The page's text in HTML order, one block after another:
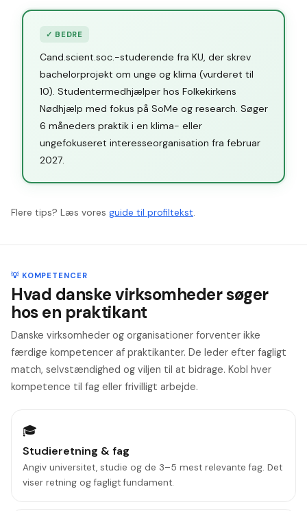
✓ BEDRE
Cand.scient.soc.-studerende fra KU, der skrev
bachelorprojekt om unge og klima (vurderet til
10). Studentermedhjælper hos Folkekirkens
Nødhjælp med fokus på SoMe og research. Søger
6 måneders praktik i en klima- eller
ungefokuseret interesseorganisation fra februar
2027.
Flere tips? Læs vores guide til profiltekst.
💡 KOMPETENCER
Hvad danske virksomheder søger
hos en praktikant
Danske virksomheder og organisationer forventer ikke
færdige kompetencer af praktikanter. De leder efter fagligt
match, selvstændighed og viljen til at bidrage. Kobl hver
kompetence til fag eller frivilligt arbejde.
🎓
Studieretning & fag
Angiv universitet, studie og de 3–5 mest relevante fag. Det
viser retning og fagligt fundament.